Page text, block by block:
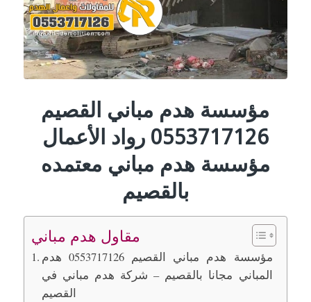
مؤسسة هدم مباني القصيم
0553717126 رواد الأعمال
مؤسسة هدم مباني معتمده
بالقصيم
مقاول هدم مباني
مؤسسة هدم مباني القصيم 0553717126 هدم
المباني مجانا بالقصيم – شركة هدم مباني في
القصيم